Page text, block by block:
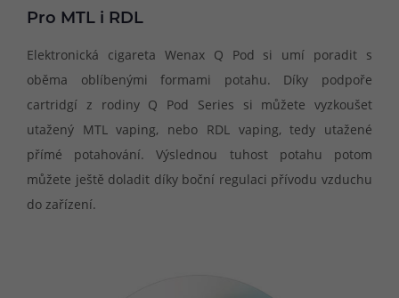
Pro MTL i RDL
Elektronická cigareta Wenax Q Pod si umí poradit s
oběma oblíbenými formami potahu. Díky podpoře
cartridgí z rodiny Q Pod Series si můžete vyzkoušet
utažený MTL vaping, nebo RDL vaping, tedy utažené
přímé potahování. Výslednou tuhost potahu potom
můžete ještě doladit díky boční regulaci přívodu vzduchu
do zařízení.